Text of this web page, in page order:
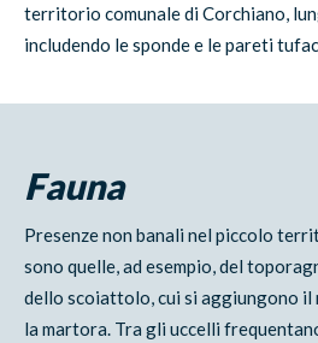
territorio comunale di Corchiano,
includendo le sponde e le pareti
Fauna
Presenze non banali nel piccolo
sono quelle, ad esempio, del
dello scoiattolo, cui si aggiungono il
la martora. Tra gli uccelli